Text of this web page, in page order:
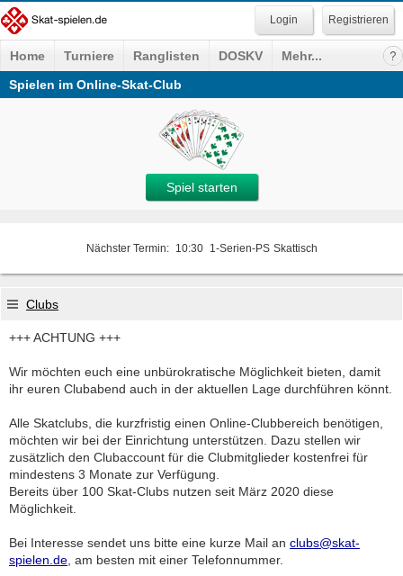
Registrieren
Home Turniere Ranglisten DOSKV
Mehr...
Spielen im Online-Skat-Club
Spiel starten
Nächster Termin: 10:30 1-Serien-PS Skattisch
Clubs
+++ ACHTUNG +++
Wir möchten euch eine unbürokratische Möglichkeit bieten, damit
ihr euren Clubabend auch in der aktuellen Lage durchführen könnt.
Alle Skatclubs, die kurzfristig einen Online-Clubbereich benötigen,
möchten wir bei der Einrichtung unterstützen. Dazu stellen wir
zusätzlich den Clubaccount für die Clubmitglieder kostenfrei für
mindestens 3 Monate zur Verfügung.
Bereits über 100 Skat-Clubs nutzen seit März 2020 diese
Möglichkeit.
Bei Interesse sendet uns bitte eine kurze Mail an clubs@skat-
spielen.de , am besten mit einer Telefonnummer.